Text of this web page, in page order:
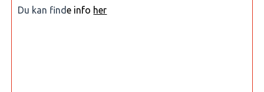
Du kan finde info her